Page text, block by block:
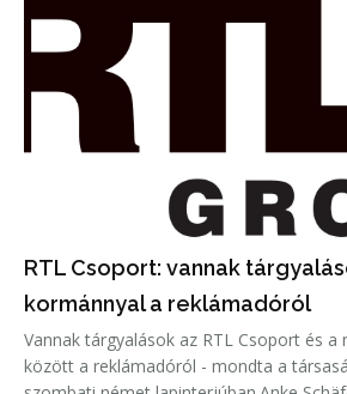
RTL Csoport: vannak
kormánnyal a reklámadóról
Vannak tárgyalások az RTL Csoport és a
között a reklámadóról - mondta a